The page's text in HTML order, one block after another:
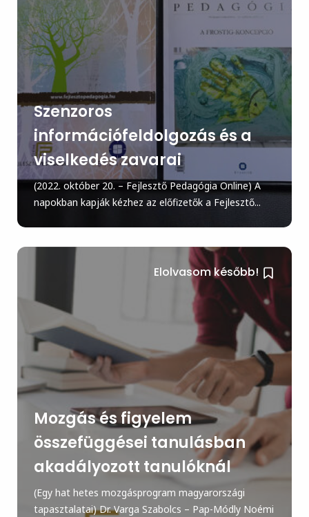
Szenzoros
információfeldolgozás és a
viselkedés zavarai
(2022. október 20. – Fejlesztő Pedagógia Online) A
napokban kapják kézhez az előfizetők a Fejlesztő...
Elolvasom később!
Mozgás és figyelem
összefüggései tanulásban
akadályozott tanulóknál
(Egy hat hetes mozgásprogram magyarországi
tapasztalatai) Dr. Varga Szabolcs – Pap-Módly Noémi